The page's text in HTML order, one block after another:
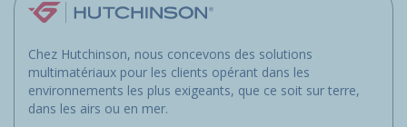
Chez Hutchinson, nous concevons des solutions
multimatériaux pour les clients opérant dans les
environnements les plus exigeants, que ce soit sur terre,
dans les airs ou en mer.